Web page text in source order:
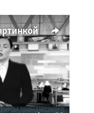
available